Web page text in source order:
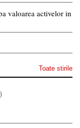
valoarea activelor in
Toate stirile